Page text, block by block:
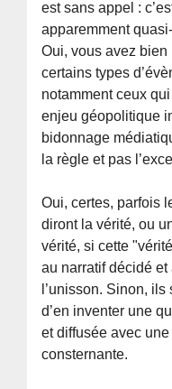
est sans appel :
apparemment
Oui, vous avez bien
certains types
notamment ceux
enjeu géopolitique
bidonnage
la règle et pas
Oui, certes, parfois
diront la vérité, ou
vérité, si cette
au narratif décidé et
l’unisson. Sinon,
d’en inventer une
et diffusée avec
consternante.